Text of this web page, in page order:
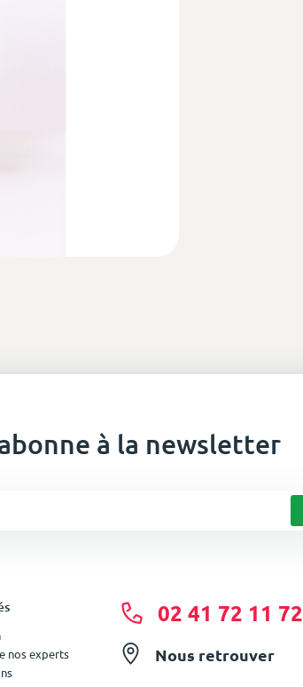
à la newsletter
02 41 72 11 72
Nous retrouver
nos experts